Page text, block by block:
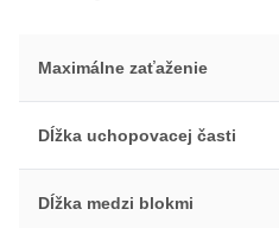
Maximálne zaťaženie
Dĺžka uchopovacej časti
Dĺžka medzi blokmi